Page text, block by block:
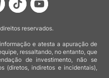
reservados.
e atesta a apuração de
ressaltando, no entanto, que
de investimento, não se
(diretos, indiretos e incidentais),